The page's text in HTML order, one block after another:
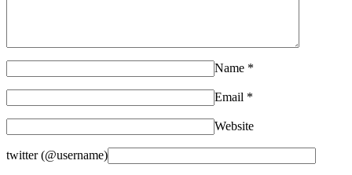
Name *
Email *
Website
twitter (@username)